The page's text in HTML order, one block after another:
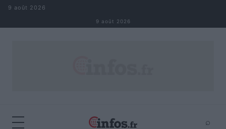
Aller au contenu
9 août 2026
9 août 2026
⌕